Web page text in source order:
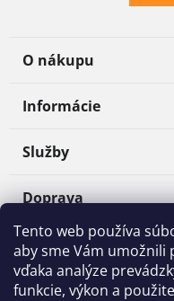
Tento web používa
aby sme Vám umožnili
vďaka analýze
funkcie, výkon a
O nákupu
Informácie
Služby
Doprava
Platba